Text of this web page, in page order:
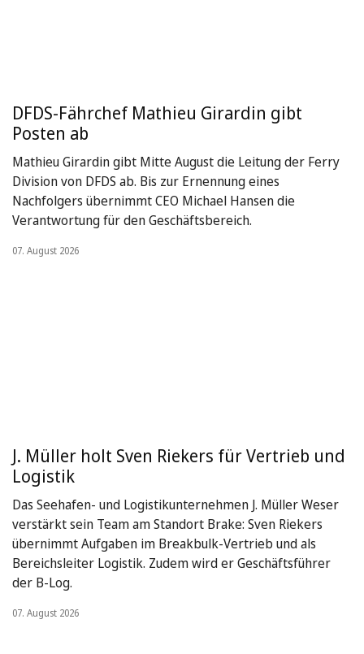
DFDS-Fährchef Mathieu Girardin gibt
Posten ab
Mathieu Girardin gibt Mitte August die Leitung der Ferry
Division von DFDS ab. Bis zur Ernennung eines
Nachfolgers übernimmt CEO Michael Hansen die
Verantwortung für den Geschäftsbereich.
07. August 2026
J. Müller holt Sven Riekers für Vertrieb und
Logistik
Das Seehafen- und Logistikunternehmen J. Müller Weser
verstärkt sein Team am Standort Brake: Sven Riekers
übernimmt Aufgaben im Breakbulk-Vertrieb und als
Bereichsleiter Logistik. Zudem wird er Geschäftsführer
der B-Log.
07. August 2026